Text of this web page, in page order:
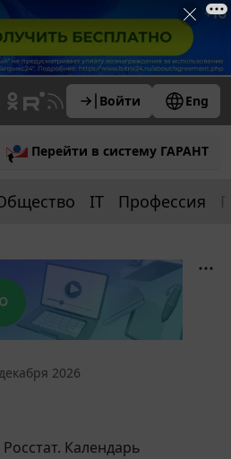
Войти Eng
Перейти в систему ГАРАНТ
IT Профессия
2026
Календарь